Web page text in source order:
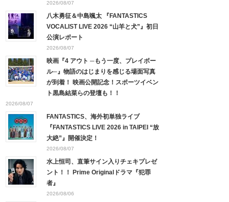
2026/08/07
八木勇征＆中島颯太 『FANTASTICS
VOCALIST LIVE 2026 “山羊と犬”』初日
公演レポート
2026/08/07
映画『4 アウト ─もう一度、プレイボー
ル─』物語のはじまりを感じる場面写真
が到着！ 映画公開記念！スポーツイベン
ト黒島結菜らの登壇も！！
2026/08/07
FANTASTICS、海外初単独ライブ
『FANTASTICS LIVE 2026 in TAIPEI “放
大絶”』開催決定！
2026/08/07
水上恒司、直筆サイン入りチェキプレゼ
ント！！ Prime Originalドラマ『犯罪
者』
2026/08/06